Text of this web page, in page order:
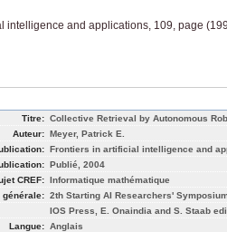
intelligence and applications, 109, page
Titre: Collective Retrieval by Autonomous
Auteur: Meyer, Patrick E.
Frontiers in artificial intelligence and
Publié, 2004
CREF: Informatique mathématique
générale: 2th Starting AI Researchers'
IOS Press, E. Onaindia and S. Staab
Langue: Anglais